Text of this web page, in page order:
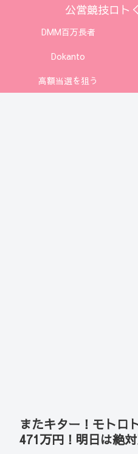
公営競技ロト
DMM百万長者
Dokanto
高額当選を狙う
またキター！モトロ
471万円！明日は絶